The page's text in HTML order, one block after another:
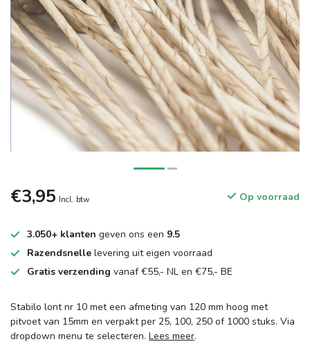
€3,95 Incl. btw Op voorraad
3.050+ klanten geven ons een 9.5
Razendsnelle levering uit eigen voorraad
Gratis verzending vanaf €55,- NL en €75,- BE
Stabilo lont nr 10 met een afmeting van 120 mm hoog met
pitvoet van 15mm en verpakt per 25, 100, 250 of 1000 stuks. Via
dropdown menu te selecteren. Lees meer.